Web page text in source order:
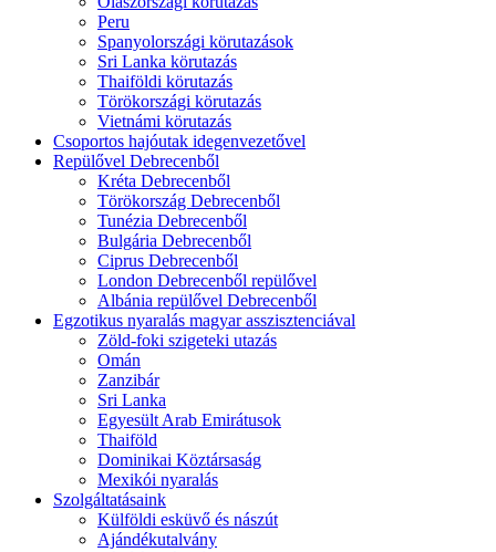
Peru
Spanyolországi körutazások
Sri Lanka körutazás
Thaiföldi körutazás
Törökországi körutazás
Vietnámi körutazás
Csoportos hajóutak idegenvezetővel
Repülővel Debrecenből
Kréta Debrecenből
Törökország Debrecenből
Tunézia Debrecenből
Bulgária Debrecenből
Ciprus Debrecenből
London Debrecenből repülővel
Albánia repülővel Debrecenből
Egzotikus nyaralás magyar asszisztenciával
Zöld-foki szigeteki utazás
Omán
Zanzibár
Sri Lanka
Egyesült Arab Emirátusok
Thaiföld
Dominikai Köztársaság
Mexikói nyaralás
Szolgáltatásaink
Külföldi esküvő és nászút
Ajándékutalvány